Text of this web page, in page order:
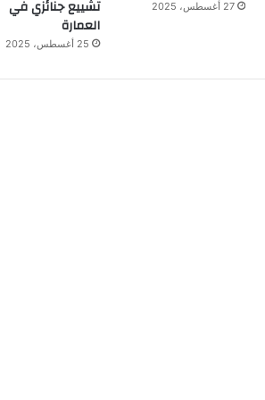
27 أغسطس، 2025
تشييع جنائزي في
العمارة
25 أغسطس، 2025